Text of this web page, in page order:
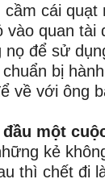
cầm cái
vào quan tài
nọ để sử
bị
về với ông
một
kẻ
thì chết đi